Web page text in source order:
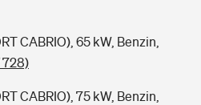
CABRIO), 65 kW, Benzin,
CABRIO), 75 kW, Benzin,